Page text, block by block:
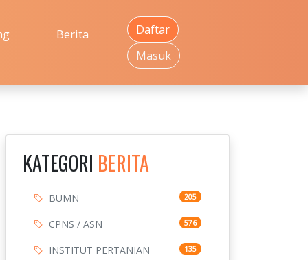
Berita
Daftar
Masuk
KATEGORI BERITA
BUMN 205
CPNS / ASN 576
INSTITUT PERTANIAN
135